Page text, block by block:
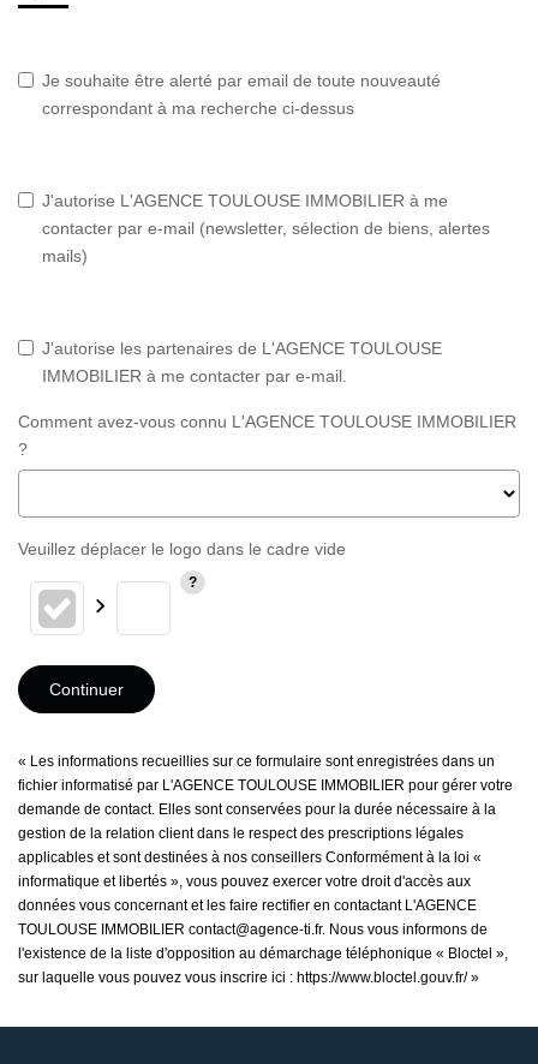
Je souhaite être alerté par email de toute nouveauté
correspondant à ma recherche ci-dessus
J'autorise L'AGENCE TOULOUSE IMMOBILIER à me
contacter par e-mail (newsletter, sélection de biens, alertes
mails)
J'autorise les partenaires de L'AGENCE TOULOUSE
IMMOBILIER à me contacter par e-mail.
Comment avez-vous connu L'AGENCE TOULOUSE IMMOBILIER
?
Veuillez déplacer le logo dans le cadre vide
Continuer
« Les informations recueillies sur ce formulaire sont enregistrées dans un
fichier informatisé par L'AGENCE TOULOUSE IMMOBILIER pour gérer votre
demande de contact. Elles sont conservées pour la durée nécessaire à la
gestion de la relation client dans le respect des prescriptions légales
applicables et sont destinées à nos conseillers Conformément à la loi «
informatique et libertés », vous pouvez exercer votre droit d'accès aux
données vous concernant et les faire rectifier en contactant L'AGENCE
TOULOUSE IMMOBILIER contact@agence-ti.fr. Nous vous informons de
l'existence de la liste d'opposition au démarchage téléphonique « Bloctel »,
sur laquelle vous pouvez vous inscrire ici : https://www.bloctel.gouv.fr/»